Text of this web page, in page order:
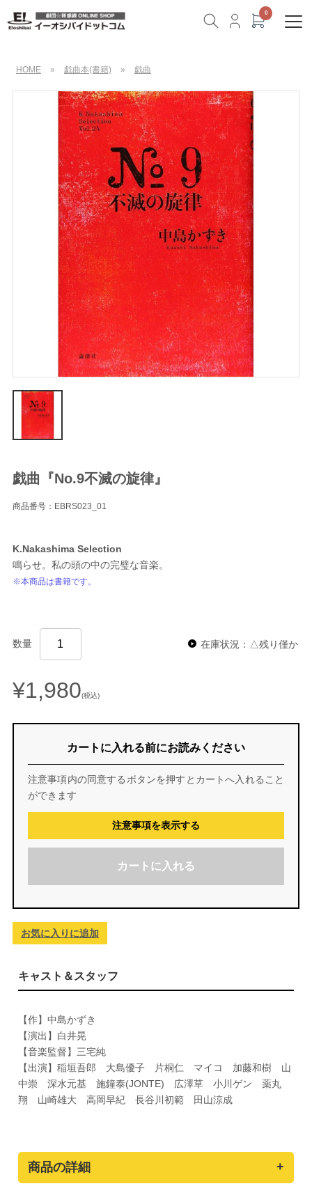
HOME » 戯曲本(書籍) » 戯曲
戯曲『No.9不滅の旋律』
商品番号：EBRS023_01
K.Nakashima Selection
鳴らせ。私の頭の中の完璧な音楽。
※本商品は書籍です。
数量 在庫状況：△残り僅か
¥1,980(税込)
カートに入れる前にお読みください
注意事項内の同意するボタンを押すとカートへ入れること
ができます
注意事項を表示する
カートに入れる
お気に入りに追加
キャスト＆スタッフ
【作】中島かずき
【演出】白井晃
【音楽監督】三宅純
【出演】稲垣吾郎 大島優子 片桐仁 マイコ 加藤和樹 山
中崇 深水元基 施鐘泰(JONTE) 広澤草 小川ゲン 薬丸
翔 山崎雄大 高岡早紀 長谷川初範 田山涼成
商品の詳細